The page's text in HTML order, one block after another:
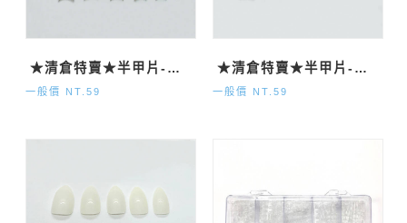
★清倉特賣★半甲片-自然500P
一般價 NT.59
★清倉特賣★半甲片-法式500P
一般價 NT.59